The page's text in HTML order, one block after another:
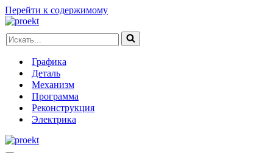
Перейти к содержимому
Искать...
Графика
Деталь
Механизм
Программа
Реконструкция
Электрика